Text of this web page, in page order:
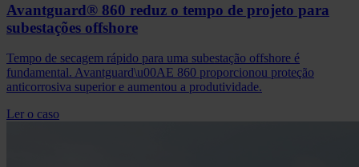
Avantguard® 860 reduz o tempo de projeto para
subestações offshore
Tempo de secagem rápido para uma subestação offshore é
fundamental. Avantguard\u00AE 860 proporcionou proteção
anticorrosiva superior e aumentou a produtividade.
Ler o caso